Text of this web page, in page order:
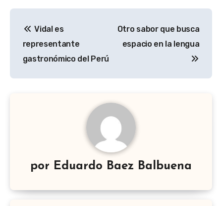
de
entradas
Vidal es
representante
gastronómico del Perú
Otro sabor que busca
espacio en la lengua
por Eduardo Baez Balbuena